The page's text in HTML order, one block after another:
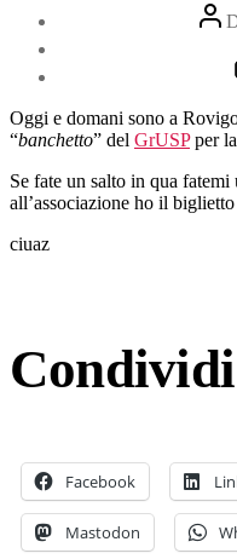
Oggi e domani sono a
“banchetto” del GrUSPper la
Se fate un salto in qua
all’associazione ho il
ciuaz
Facebook
Mastodon